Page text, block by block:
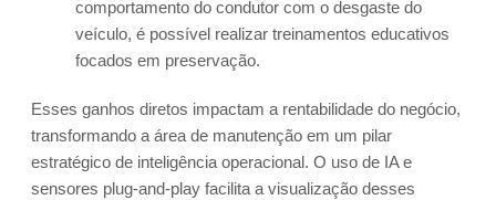
comportamento do condutor com o desgaste do
veículo, é possível realizar treinamentos educativos
focados em preservação.
Esses ganhos diretos impactam a rentabilidade do negócio,
transformando a área de manutenção em um pilar
estratégico de inteligência operacional. O uso de IA e
sensores plug-and-play facilita a visualização desses